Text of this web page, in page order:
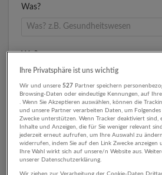
Was?
Wo?
Umkreis
Ihre Privatsphäre ist uns wichtig
Wir und unsere527 Partner speichern
Browsing-Daten oder eindeutige Kennungen, auf
. Wenn Sie Akzeptieren auswählen, können die
und unsere Partner verarbeiten Daten, um
Zwecke unterstützen. Wenn Tracker deaktiviert sind,
Inhalte und Anzeigen, die für Sie weniger relevant
jederzeit erneut aufrufen, um Ihre Auswahl zu
widerrufen, indem Sie auf den Link Zwecke anzeigen
Ihre Wahl wirkt sich auf unsere/n Website aus.
unserer Datenschutzerklärung.